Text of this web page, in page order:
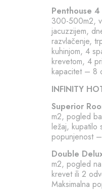
Penthouse
300-500m2,
jacuzzijem,
razvlačenje,
kuhinjom, 4
krevetom, 4
kapacitet – 8
INFINITY
Superior
m2, pogled
ležaj, kupatilo
popunjenost
Double
m2, pogled
krevet ili 2
Maksimalna